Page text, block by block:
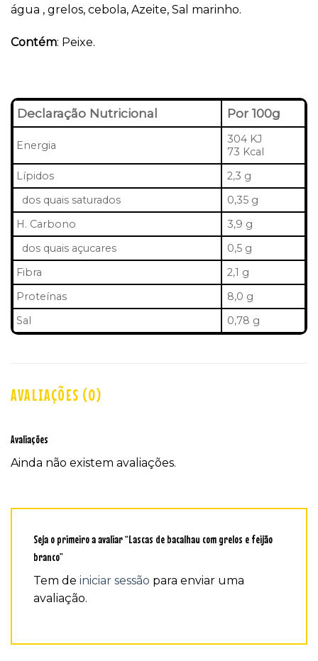
água , grelos, cebola, Azeite, Sal marinho.
Contém: Peixe.
Declaração Nutricional Por 100g
Energia
304 KJ
73 Kcal
Lípidos
2,3 g
dos quais saturados
0,35 g
H. Carbono
3,9 g
dos quais açucares
0,5 g
Fibra
2,1 g
Proteínas
8,0 g
Sal
0,78 g
AVALIAÇÕES (0)
Avaliações
Ainda não existem avaliações.
Seja o primeiro a avaliar “Lascas de bacalhau com grelos e feijão
branco”
Tem de iniciar sessão para enviar uma
avaliação.